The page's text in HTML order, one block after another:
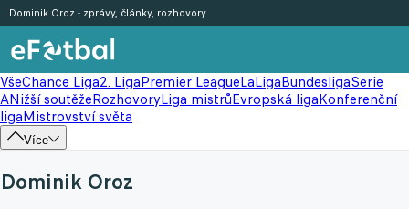
VšeChance Liga2. LigaPremier LeagueLaLigaBundesligaSerie
ANižší soutěžeRozhovoryLiga mistrůEvropská ligaKonferenční
ligaMistrovství světa
Více
Dominik Oroz - zprávy, články, rozhovory
Dominik Oroz